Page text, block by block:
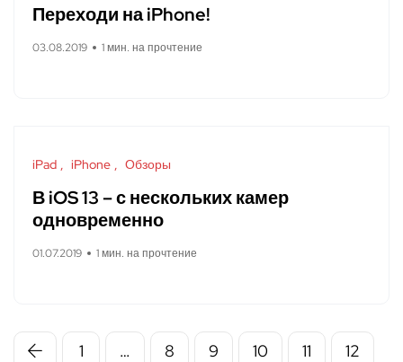
Переходи на iPhone!
03.08.2019 1 мин. на прочтение
iPad iPhone Обзоры
В iOS 13 – с нескольких камер
одновременно
01.07.2019 1 мин. на прочтение
1 … 8 9 10 11 12